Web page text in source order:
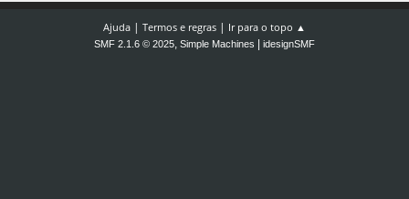
Ajuda | Termos e regras | Ir para o topo ▲
SMF 2.1.6 © 2025, Simple Machines idesignSMF